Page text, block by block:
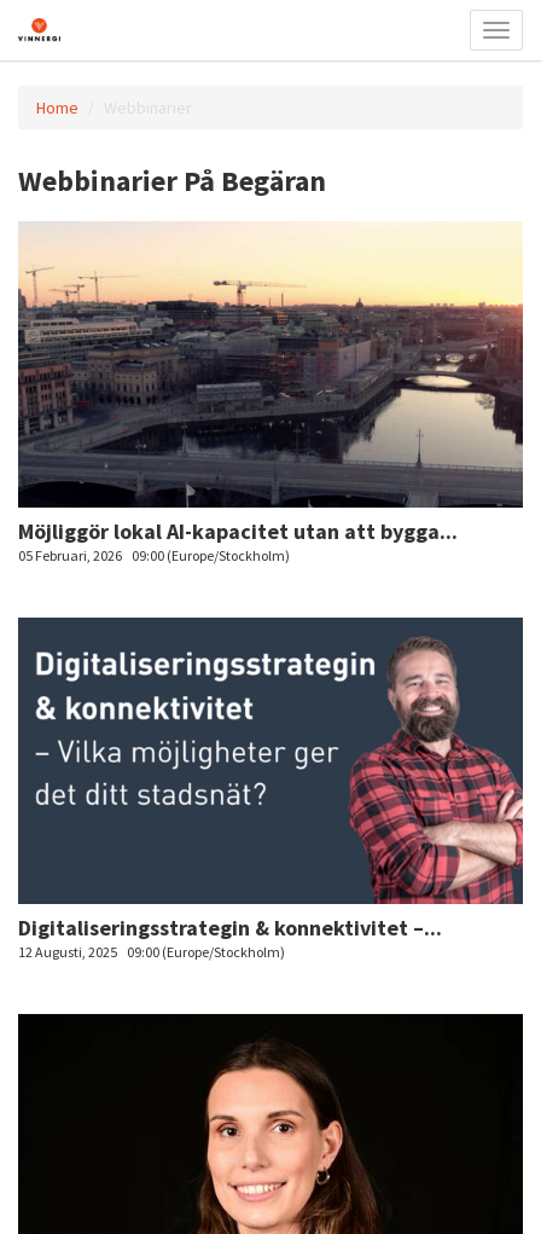
Välj
Home Webbinarier
Webbinarier På Begäran
Möjliggör lokal AI-kapacitet utan att bygga...
05 Februari, 2026 09:00 (Europe/Stockholm)
Digitaliseringsstrategin & konnektivitet –...
12 Augusti, 2025 09:00 (Europe/Stockholm)